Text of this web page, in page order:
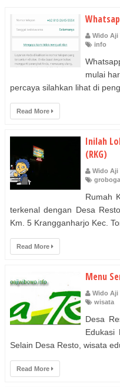
Wido Aji
info
mulai
percaya silahkan lihat di
Read More
Inilah
(RKG)
Wido Aji
Rumah
terkenal dengan Desa
Km. 5 Krangganharjo Kec.
Read More
Menu
Wido Aji
wisata
Desa
Edukasi
Selain Desa Resto, wisata
Read More